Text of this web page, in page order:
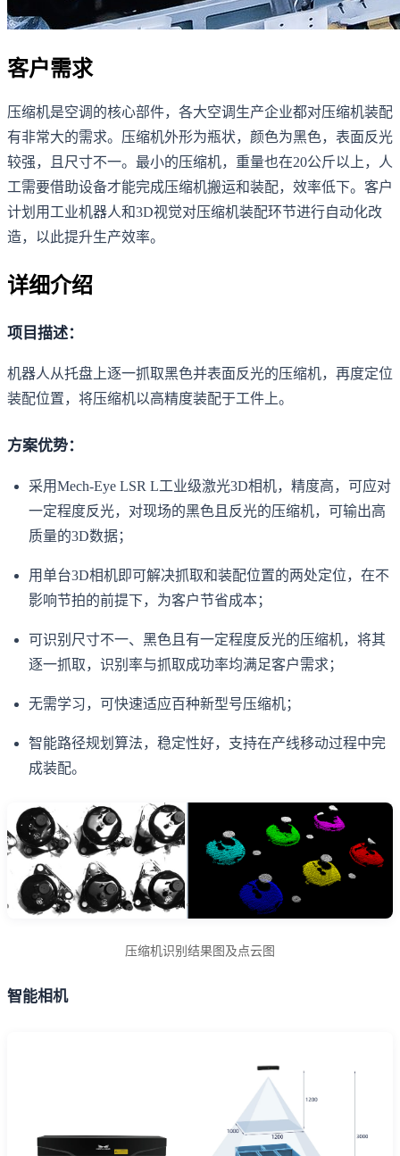
客户需求
压缩机是空调的核心部件，各大空调生产企业都对压缩机装配
有非常大的需求。压缩机外形为瓶状，颜色为黑色，表面反光
较强，且尺寸不一。最小的压缩机，重量也在20公斤以上，人
工需要借助设备才能完成压缩机搬运和装配，效率低下。客户
计划用工业机器人和3D视觉对压缩机装配环节进行自动化改
造，以此提升生产效率。
详细介绍
项目描述：
机器人从托盘上逐一抓取黑色并表面反光的压缩机，再度定位
装配位置，将压缩机以高精度装配于工件上。
方案优势：
采用Mech-Eye LSR L工业级激光3D相机，精度高，可应对
一定程度反光，对现场的黑色且反光的压缩机，可输出高
质量的3D数据；
用单台3D相机即可解决抓取和装配位置的两处定位，在不
影响节拍的前提下，为客户节省成本；
可识别尺寸不一、黑色且有一定程度反光的压缩机，将其
逐一抓取，识别率与抓取成功率均满足客户需求；
无需学习，可快速适应百种新型号压缩机；
智能路径规划算法，稳定性好，支持在产线移动过程中完
成装配。
压缩机识别结果图及点云图
智能相机